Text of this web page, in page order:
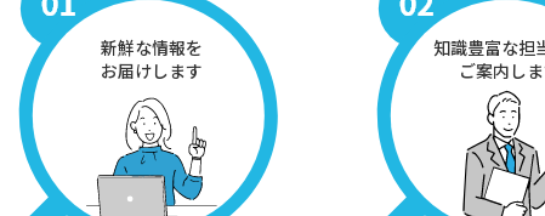
新鮮な情報を
お届けします
知識豊富な担
ご案内し